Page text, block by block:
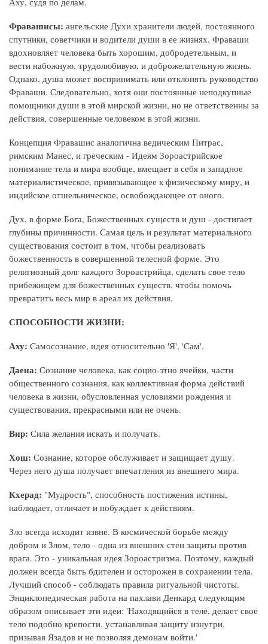
Фравашисы: ангельские Духи хранители людей, постоянного
спутники, советчики и водители души в ее жизнях. Фраваши
вдохновляет человека быть хорошим, добродетельным, и
вести набожную, трудолюбивую, и доброжелательную жизнь.
Однако, душа может воспринимать или отклонять руководство
Фраваши. Следовательно, хотя они постоянные неподкупные
помощники души в этой мирской жизни, но не ответственны за
действия, совершенные человеком в этой жизни.
Концепция Фравашис аналогична ведическим Питрас,
римским Манес, и греческим - Идеям Зороастрийское
понимание тела и мира вообще, вмещает в себя и западное
материалистическое, привязывающее к физическому миру, и
индийское отшельническое, освобождающее от оного.
Дух, в форме Бога, Божественных существ и душ - достигает
глубины причинности. Самая цель и результат материального
существования состоит в том, чтобы реализовать
божественность в совершенной телесной форме. Это
религиозный долг каждого Зороастрийца, сделать свое тело
прибежищем для божественных существ, чтобы помочь
превратить весь мир в ареал их действия.
СПОСОБНОСТИ ЖИЗНИ:
Аху: Самосознание, идея относительно 'Я', 'Сам'.
Даена: Сознание человека, как социо-этно ячейки, части
общественного сознания, как коллективная форма действий
человека в жизни, обусловленная условиями рождения и
существования, прекрасными или не очень.
Вир: Сила желания искать и получать.
Хош: Сознание, которое обслуживает и защищает душу.
Через него душа получает впечатления из внешнего мира.
Кхерад: "Мудрость", способность постижения истины,
наблюдает, отличает и побуждает к действиям.
Зло всегда исходит извне. В космической борьбе между
добром и Злом, тело - одна из внешних стен защиты против
врага. Это - уникальная идея Зороастризма. Поэтому, каждый
должен всегда быть бдителен и осторожен в сохранении тела.
Лучший способ - соблюдать правила ритуальной чистоты.
Энциклопедическая работа на пахлави Денкард следующим
образом описывает эти идеи: 'Находящийся в теле, делает свое
тело подобно крепости, устанавливая защиту изнутри,
призывая Язадов и не позволяя демонам войти.'